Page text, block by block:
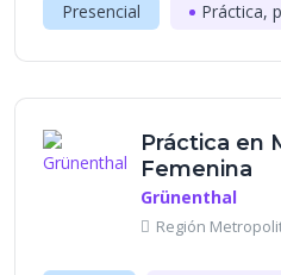
Presencial Práctica,
Práctica en
Femenina
Grünenthal
Región